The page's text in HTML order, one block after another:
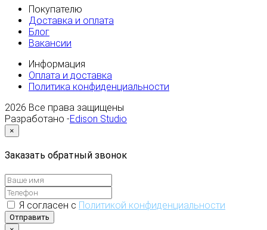
Покупателю
Доставка и оплата
Блог
Вакансии
Информация
Оплата и доставка
Политика конфиденциальности
2026 Все права защищены
Разработано -Edison Studio
×
Заказать обратный звонок
Я согласен с Политикой конфиденциальности
Отправить